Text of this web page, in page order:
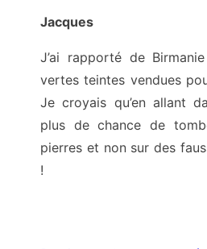
Jacques
J’ai rapporté de
vertes teintes vendues
Je croyais qu’en allant
plus de chance de
pierres et non sur des
!